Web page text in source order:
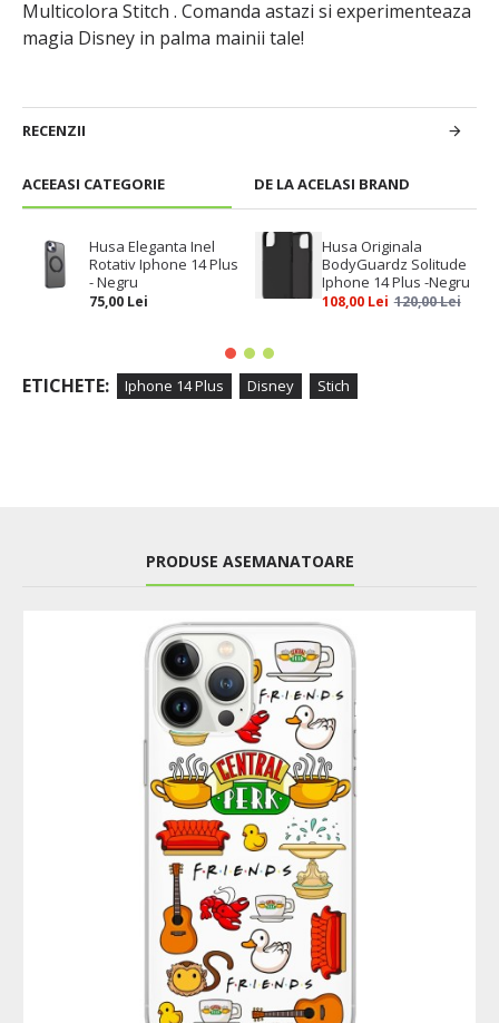
ACEEASI CATEGORIE DE LA ACELASI BRAND
Husa Eleganta Inel
Rotativ Iphone 14 Plus
- Negru
75,00 Lei
Husa Originala
BodyGuardz Solitude
Iphone 14 Plus -Negru
108,00 Lei 120,00 Lei
Multicolora Stitch . Comanda astazi si experimenteaza
magia Disney in palma mainii tale!
RECENZII
ETICHETE: Iphone 14 Plus Disney Stich
PRODUSE ASEMANATOARE